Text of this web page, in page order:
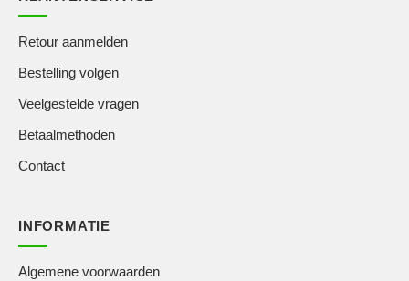
Retour aanmelden
Bestelling volgen
Veelgestelde vragen
Betaalmethoden
Contact
INFORMATIE
Algemene voorwaarden